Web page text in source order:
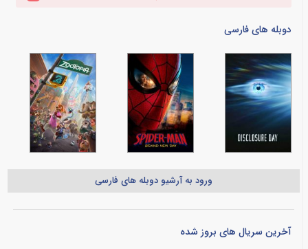
دوبله های فارسی
ورود به آرشیو دوبله های فارسی
آخرین سریال های بروز شده